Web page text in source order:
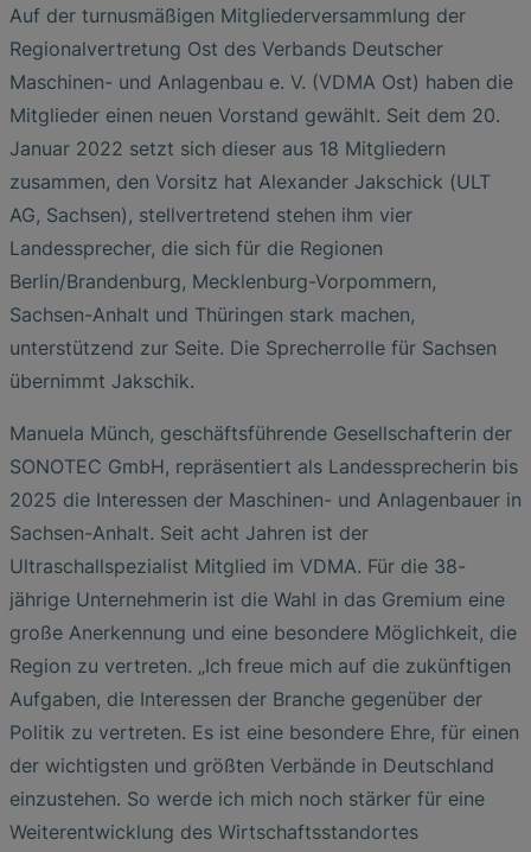
Auf der turnusmäßigen Mitgliederversammlung der
Regionalvertretung Ost des Verbands Deutscher
Maschinen- und Anlagenbau e. V. (VDMA Ost) haben die
Mitglieder einen neuen Vorstand gewählt. Seit dem 20.
Januar 2022 setzt sich dieser aus 18 Mitgliedern
zusammen, den Vorsitz hat Alexander Jakschick (ULT
AG, Sachsen), stellvertretend stehen ihm vier
Landessprecher, die sich für die Regionen
Berlin/Brandenburg, Mecklenburg-Vorpommern,
Sachsen-Anhalt und Thüringen stark machen,
unterstützend zur Seite. Die Sprecherrolle für Sachsen
übernimmt Jakschik.
Manuela Münch, geschäftsführende Gesellschafterin der
SONOTEC GmbH, repräsentiert als Landessprecherin bis
2025 die Interessen der Maschinen- und Anlagenbauer in
Sachsen-Anhalt. Seit acht Jahren ist der
Ultraschallspezialist Mitglied im VDMA. Für die 38-
jährige Unternehmerin ist die Wahl in das Gremium eine
große Anerkennung und eine besondere Möglichkeit, die
Region zu vertreten. „Ich freue mich auf die zukünftigen
Aufgaben, die Interessen der Branche gegenüber der
Politik zu vertreten. Es ist eine besondere Ehre, für einen
der wichtigsten und größten Verbände in Deutschland
einzustehen. So werde ich mich noch stärker für eine
Weiterentwicklung des Wirtschaftsstandortes